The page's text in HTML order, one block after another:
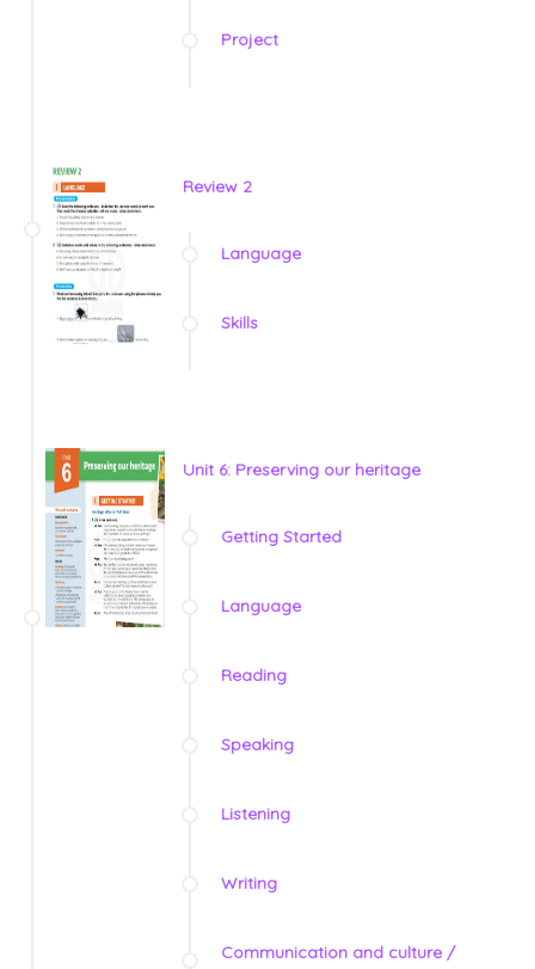
Project
Review 2
Language
Skills
Unit 6: Preserving our heritage
Getting Started
Language
Reading
Speaking
Listening
Writing
Communication and culture /